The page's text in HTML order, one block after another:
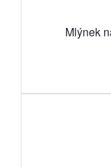
Mlýnek